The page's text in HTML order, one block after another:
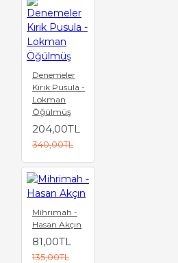
Denemeler
Kırık Pusula -
Lokman
Öğülmüş
204,00TL
340,00TL
Mihrimah -
Hasan Akçın
81,00TL
135,00TL